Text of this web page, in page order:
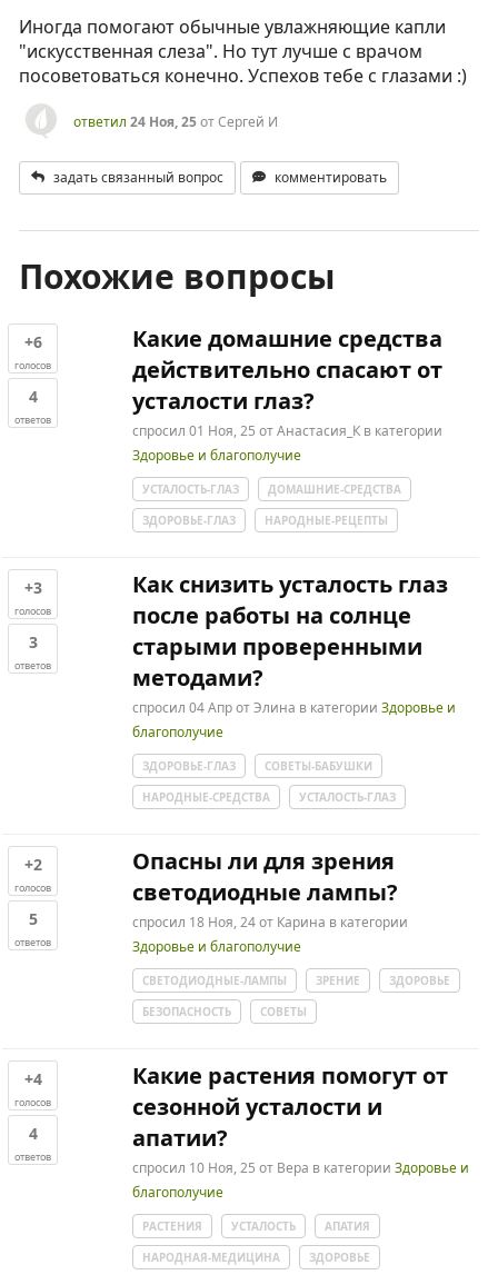
Иногда помогают обычные увлажняющие капли
"искусственная слеза". Но тут лучше с врачом
посоветоваться конечно. Успехов тебе с глазами :)
ответил 24 Ноя, 25отСергей И
задать связанный вопрос комментировать
Похожие вопросы
+6
голосов
4
ответов
Какие домашние средства
действительно спасают от
усталости глаз?
спросил 01 Ноя, 25 отАнастасия_К в категории
Здоровье и благополучие
УСТАЛОСТЬ-ГЛАЗ
ДОМАШНИЕ-СРЕДСТВА
ЗДОРОВЬЕ-ГЛАЗ
НАРОДНЫЕ-РЕЦЕПТЫ
+3
голосов
3
ответов
Как снизить усталость глаз
после работы на солнце
старыми проверенными
методами?
спросил 04 Апр отЭлина в категории Здоровье и
благополучие
ЗДОРОВЬЕ-ГЛАЗ
СОВЕТЫ-БАБУШКИ
НАРОДНЫЕ-СРЕДСТВА
УСТАЛОСТЬ-ГЛАЗ
+2
голосов
5
ответов
Опасны ли для зрения
светодиодные лампы?
спросил 18 Ноя, 24 от Карина в категории
Здоровье и благополучие
СВЕТОДИОДНЫЕ-ЛАМПЫ ЗРЕНИЕ
ЗДОРОВЬЕ
БЕЗОПАСНОСТЬ
СОВЕТЫ
+4
голосов
4
ответов
Какие растения помогут от
сезонной усталости и
апатии?
спросил 10 Ноя, 25 от Вера в категории Здоровье и
благополучие
РАСТЕНИЯ УСТАЛОСТЬ
АПАТИЯ
НАРОДНАЯ-МЕДИЦИНА
ЗДОРОВЬЕ